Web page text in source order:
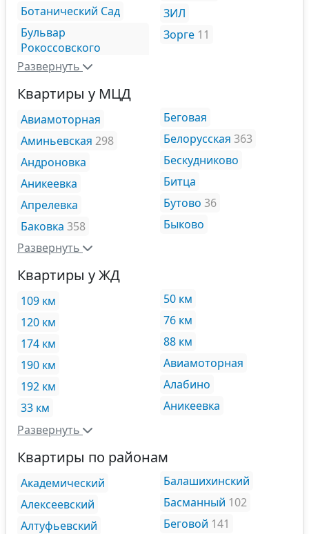
Ботанический Сад
Бульвар
Рокоссовского
ЗИЛ
Зорге 11
Развернуть
Квартиры у МЦД
Авиамоторная
Аминьевская 298
Андроновка
Аникеевка
Апрелевка
Баковка 358
Беговая
Белорусская 363
Бескудниково
Битца
Бутово 36
Быково
Развернуть
Квартиры у ЖД
109 км
120 км
174 км
190 км
192 км
33 км
50 км
76 км
88 км
Авиамоторная
Алабино
Аникеевка
Развернуть
Квартиры по районам
Академический
Алексеевский
Алтуфьевский
Балашихинский
Басманный 102
Беговой 141